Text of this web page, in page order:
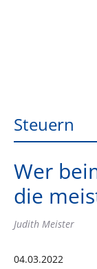
Steuern
Wer
die
Judith Meister
04.03.2022